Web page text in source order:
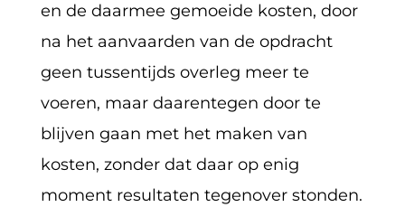
en de daarmee gemoeide kosten, door
na het aanvaarden van de opdracht
geen tussentijds overleg meer te
voeren, maar daarentegen door te
blijven gaan met het maken van
kosten, zonder dat daar op enig
moment resultaten tegenover stonden.